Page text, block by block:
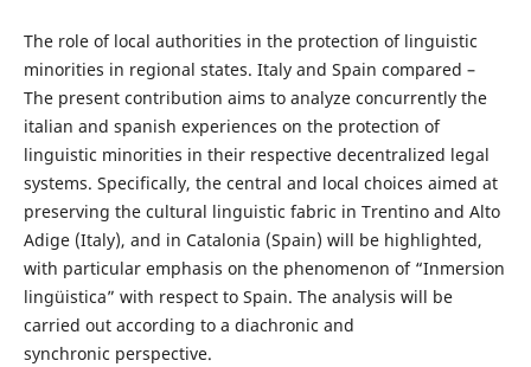
The role of local authorities in the protection of linguistic
minorities in regional states. Italy and Spain compared –
The present contribution aims to analyze concurrently the
italian and spanish experiences on the protection of
linguistic minorities in their respective decentralized legal
systems. Specifically, the central and local choices aimed at
preserving the cultural linguistic fabric in Trentino and Alto
Adige (Italy), and in Catalonia (Spain) will be highlighted,
with particular emphasis on the phenomenon of “Inmersion
lingüistica” with respect to Spain. The analysis will be
carried out according to a diachronic and
synchronic perspective.